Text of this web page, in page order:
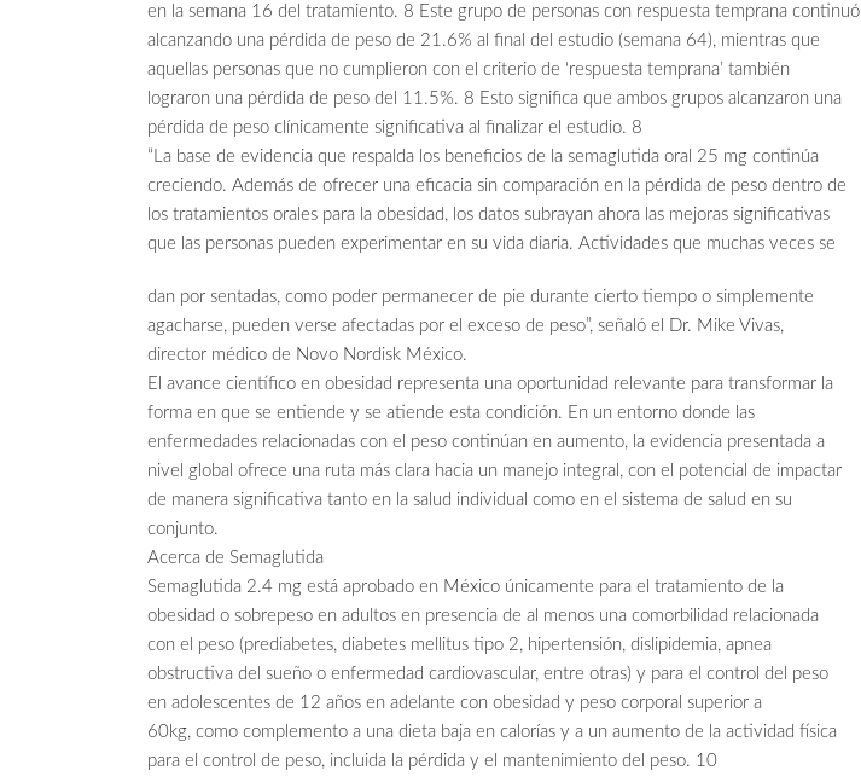
en la semana 16 del tratamiento. 8 Este grupo de personas con respuesta temprana continuó
alcanzando una pérdida de peso de 21.6% al final del estudio (semana 64), mientras que
aquellas personas que no cumplieron con el criterio de ‘respuesta temprana’ también
lograron una pérdida de peso del 11.5%. 8 Esto significa que ambos grupos alcanzaron una
pérdida de peso clínicamente significativa al finalizar el estudio. 8
“La base de evidencia que respalda los beneficios de la semaglutida oral 25 mg continúa
creciendo. Además de ofrecer una eficacia sin comparación en la pérdida de peso dentro de
los tratamientos orales para la obesidad, los datos subrayan ahora las mejoras significativas
que las personas pueden experimentar en su vida diaria. Actividades que muchas veces se
dan por sentadas, como poder permanecer de pie durante cierto tiempo o simplemente
agacharse, pueden verse afectadas por el exceso de peso”, señaló el Dr. Mike Vivas,
director médico de Novo Nordisk México.
El avance científico en obesidad representa una oportunidad relevante para transformar la
forma en que se entiende y se atiende esta condición. En un entorno donde las
enfermedades relacionadas con el peso continúan en aumento, la evidencia presentada a
nivel global ofrece una ruta más clara hacia un manejo integral, con el potencial de impactar
de manera significativa tanto en la salud individual como en el sistema de salud en su
conjunto.
Acerca de Semaglutida
Semaglutida 2.4 mg está aprobado en México únicamente para el tratamiento de la
obesidad o sobrepeso en adultos en presencia de al menos una comorbilidad relacionada
con el peso (prediabetes, diabetes mellitus tipo 2, hipertensión, dislipidemia, apnea
obstructiva del sueño o enfermedad cardiovascular, entre otras) y para el control del peso
en adolescentes de 12 años en adelante con obesidad y peso corporal superior a
60kg, como complemento a una dieta baja en calorías y a un aumento de la actividad física
para el control de peso, incluida la pérdida y el mantenimiento del peso. 10